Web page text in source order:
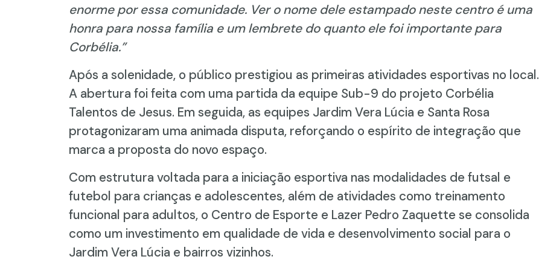
enorme por essa comunidade. Ver o nome dele estampado neste centro é uma
honra para nossa família e um lembrete do quanto ele foi importante para
Corbélia.”
Após a solenidade, o público prestigiou as primeiras atividades esportivas no local.
A abertura foi feita com uma partida da equipe Sub-9 do projeto Corbélia
Talentos de Jesus. Em seguida, as equipes Jardim Vera Lúcia e Santa Rosa
protagonizaram uma animada disputa, reforçando o espírito de integração que
marca a proposta do novo espaço.
Com estrutura voltada para a iniciação esportiva nas modalidades de futsal e
futebol para crianças e adolescentes, além de atividades como treinamento
funcional para adultos, o Centro de Esporte e Lazer Pedro Zaquette se consolida
como um investimento em qualidade de vida e desenvolvimento social para o
Jardim Vera Lúcia e bairros vizinhos.